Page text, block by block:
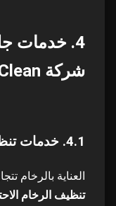
4. خدمات
شركة Top H Clean
4.1. خدمات تنظيف الرخام الاحترافية
العناية بالرخام
تنظيف الرخام